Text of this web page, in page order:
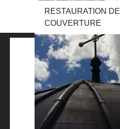
RESTAURATION DE
COUVERTURE